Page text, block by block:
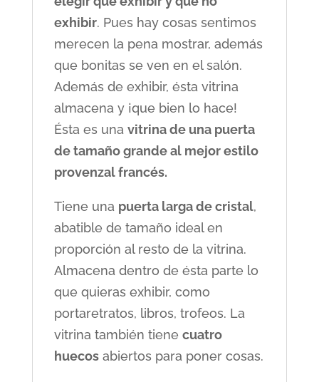
exhibir. Pues hay cosas sentimos
merecen la pena mostrar, además
que bonitas se ven en el salón.
Además de exhibir, ésta vitrina
almacena y ¡que bien lo hace!
Ésta es una vitrina de una puerta
de tamaño grande al mejor estilo
provenzal francés.
Tiene una puerta larga de cristal,
abatible de tamaño ideal en
proporción al resto de la vitrina.
Almacena dentro de ésta parte lo
que quieras exhibir, como
portaretratos, libros, trofeos. La
vitrina también tiene cuatro
huecosabiertos para poner cosas.